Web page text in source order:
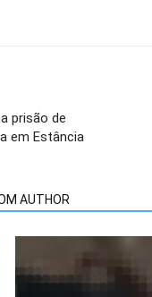
prisão de
em Estância
AUTHOR